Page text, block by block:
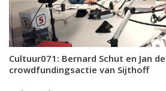
Cultuur071: Bernard Schut en Jan
crowdfundingsactie van Sijthoff